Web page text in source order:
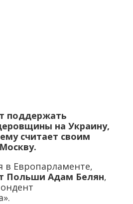
поддержать
на Украину,
считает своим
в Европарламенте,
Польши Адам Белян,